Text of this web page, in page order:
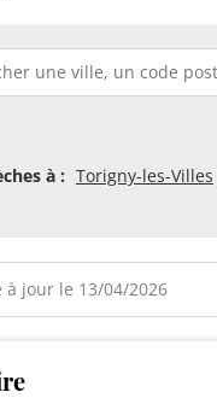
à : Torigny-les-Villes
à jour le 13/04/2026